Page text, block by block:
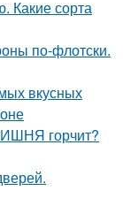
Какие сорта
по-флотски.
вкусных
горчит?